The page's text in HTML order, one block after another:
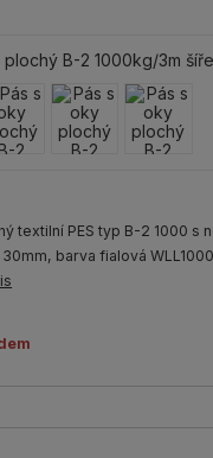
textilní PES typ B-2 1000 s
barva fialová